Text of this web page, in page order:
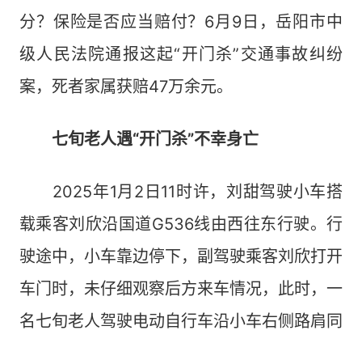
分？保险是否应当赔付？6月9日，岳阳市中
级人民法院通报这起“开门杀”交通事故纠纷
案，死者家属获赔47万余元。
七旬老人遇“开门杀”不幸身亡
2025年1月2日11时许，刘甜驾驶小车搭
载乘客刘欣沿国道G536线由西往东行驶。行
驶途中，小车靠边停下，副驾驶乘客刘欣打开
车门时，未仔细观察后方来车情况，此时，一
名七旬老人驾驶电动自行车沿小车右侧路肩同